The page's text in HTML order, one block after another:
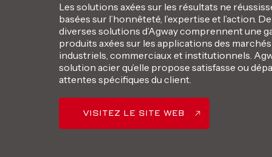
Les solutions axées sur les résultats ne
basées sur l’honnêteté, l’expertise et l’action.
diverses solutions d’Agway comprennent une
produits axées sur les applications des
industriels, commerciaux et institutionnels.
solution acier qu’elle propose satisfasse ou
attentes spécifiques du client.
VISITEZ LE SITE WEB